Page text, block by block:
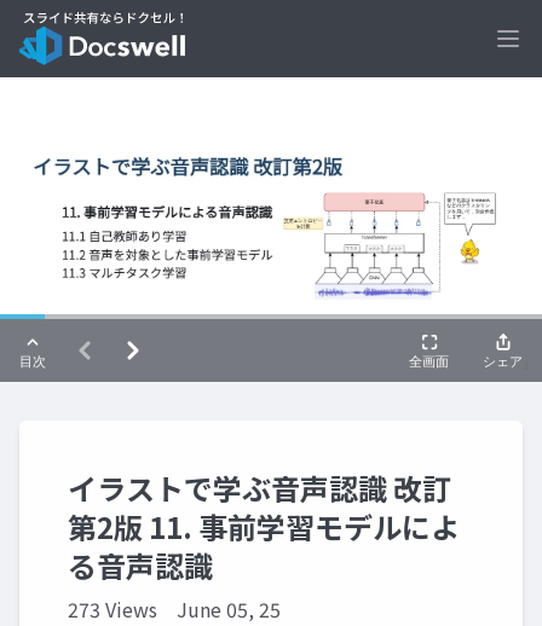
イラストで学ぶ音声認識 改訂
第2版 11. 事前学習モデルによ
る音声認識
273 Views June 05, 25